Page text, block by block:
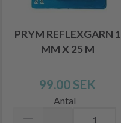
PRYM REFLEXGARN 1
MM X 25 M
99.00 SEK
Antal